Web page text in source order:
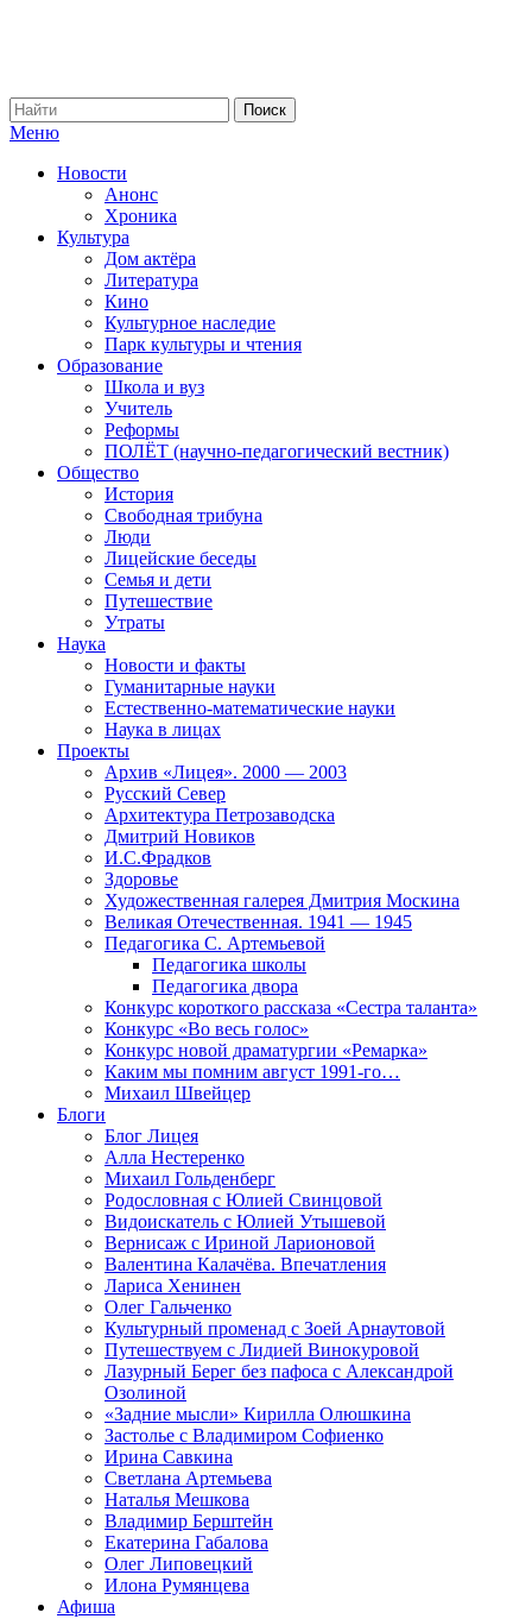
Меню
Новости
Анонс
Хроника
Культура
Дом актёра
Литература
Кино
Культурное наследие
Парк культуры и чтения
Образование
Школа и вуз
Учитель
Реформы
ПОЛЁТ (научно-педагогический вестник)
Общество
История
Свободная трибуна
Люди
Лицейские беседы
Семья и дети
Путешествие
Утраты
Наука
Новости и факты
Гуманитарные науки
Естественно-математические науки
Наука в лицах
Проекты
Архив «Лицея». 2000 — 2003
Русский Север
Архитектура Петрозаводска
Дмитрий Новиков
И.С.Фрадков
Здоровье
Художественная галерея Дмитрия Москина
Великая Отечественная. 1941 — 1945
Педагогика С. Артемьевой
Педагогика школы
Педагогика двора
Конкурс короткого рассказа «Сестра таланта»
Конкурс «Во весь голос»
Конкурс новой драматургии «Ремарка»
Каким мы помним август 1991-го…
Михаил Швейцер
Блоги
Блог Лицея
Алла Нестеренко
Михаил Гольденберг
Родословная с Юлией Свинцовой
Видоискатель с Юлией Утышевой
Вернисаж с Ириной Ларионовой
Валентина Калачёва. Впечатления
Лариса Хенинен
Олег Гальченко
Культурный променад с Зоей Арнаутовой
Путешествуем с Лидией Винокуровой
Лазурный Берег без пафоса с Александрой
Озолиной
«Задние мысли» Кирилла Олюшкина
Застолье с Владимиром Софиенко
Ирина Савкина
Светлана Артемьева
Наталья Мешкова
Владимир Берштейн
Екатерина Габалова
Олег Липовецкий
Илона Румянцева
Афиша